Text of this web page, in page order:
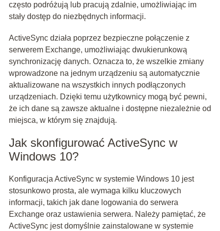
często podróżują lub pracują zdalnie, umożliwiając im
stały dostęp do niezbędnych informacji.
ActiveSync działa poprzez bezpieczne połączenie z
serwerem Exchange, umożliwiając dwukierunkową
synchronizację danych. Oznacza to, że wszelkie zmiany
wprowadzone na jednym urządzeniu są automatycznie
aktualizowane na wszystkich innych podłączonych
urządzeniach. Dzięki temu użytkownicy mogą być pewni,
że ich dane są zawsze aktualne i dostępne niezależnie od
miejsca, w którym się znajdują.
Jak skonfigurować ActiveSync w
Windows 10?
Konfiguracja ActiveSync w systemie Windows 10 jest
stosunkowo prosta, ale wymaga kilku kluczowych
informacji, takich jak dane logowania do serwera
Exchange oraz ustawienia serwera. Należy pamiętać, że
ActiveSync jest domyślnie zainstalowane w systemie